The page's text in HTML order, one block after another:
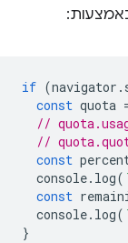
if (navigator .
const quota
//
//
const
console. log(
const
console. log(
}